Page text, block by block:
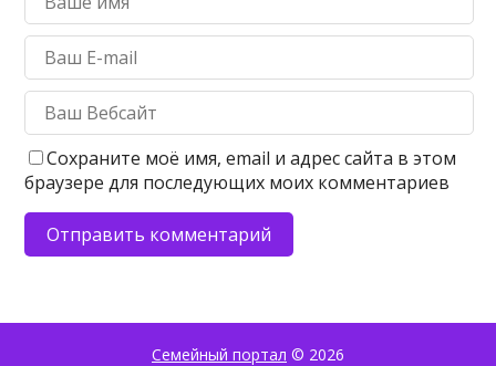
Сохраните моё имя, email и адрес сайта в этом
браузере для последующих моих комментариев
Семейный портал © 2026